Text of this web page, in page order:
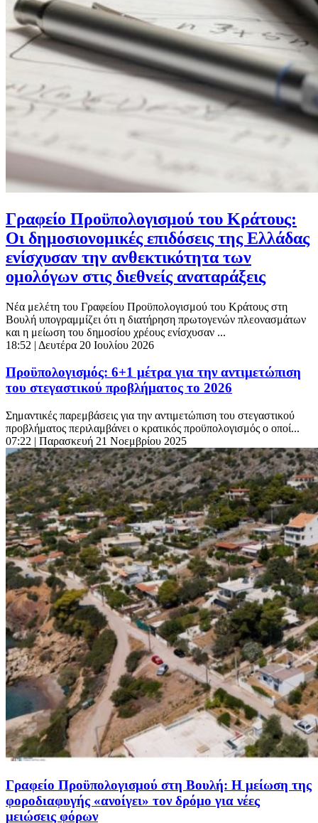
Γραφείο Προϋπολογισμού του Κράτους:
Οι δημοσιονομικές επιδόσεις της Ελλάδας
ενίσχυσαν την ανθεκτικότητα των
ομολόγων στις διεθνείς αναταράξεις
Νέα μελέτη του Γραφείου Προϋπολογισμού του Κράτους στη
Βουλή υπογραμμίζει ότι η διατήρηση πρωτογενών πλεονασμάτων
και η μείωση του δημοσίου χρέους ενίσχυσαν ...
18:52 | Δευτέρα 20 Ιουλίου 2026
Προϋπολογισμός: 6+1 μέτρα για την αντιμετώπιση
του στεγαστικού προβλήματος το 2026
Σημαντικές παρεμβάσεις για την αντιμετώπιση του στεγαστικού
προβλήματος περιλαμβάνει ο κρατικός προϋπολογισμός ο οποί...
07:22 | Παρασκευή 21 Νοεμβρίου 2025
Γραφείο Προϋπολογισμού στη Βουλή: Η μείωση της
φοροδιαφυγής «ανοίγει» τον δρόμο για νέες
μειώσεις φόρων